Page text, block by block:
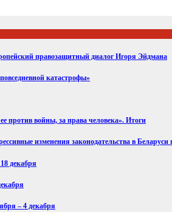
правозащитный диалог Игоря Эйдмана
катастрофы»
против войны, за права человека». Итоги
изменения законодательства в Беларуси
декабря
– 4 декабря